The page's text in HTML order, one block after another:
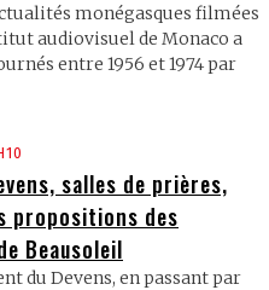
monégasques filmées
audiovisuel de Monaco a
entre 1956 et 1974 par
salles de prières,
propositions des
Beausoleil
du Devens, en passant par